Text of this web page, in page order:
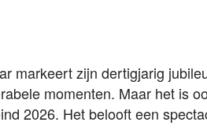
markeert zijn dertigjarig
momenten. Maar het is
2026. Het belooft een